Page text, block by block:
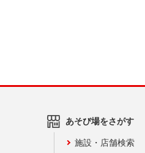
あそび場をさがす
施設・店舗検索